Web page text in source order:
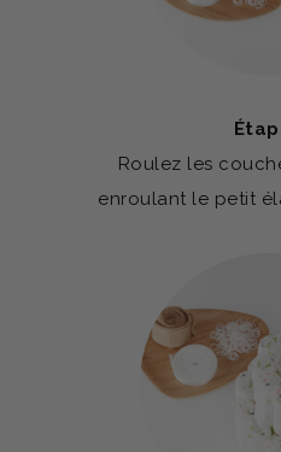
Roulez les
enroulant le petit